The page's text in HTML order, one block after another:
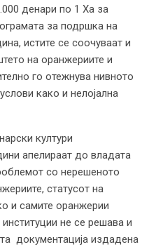
денари по 1 Ха за
за подршка на
истите се соочуваат и
на оранжериите и
го отежнува нивното
како и нелојална
култури
апелираат до владата
со нерешеното
статусот на
и самите оранжерии
не се решава и
документација издадена